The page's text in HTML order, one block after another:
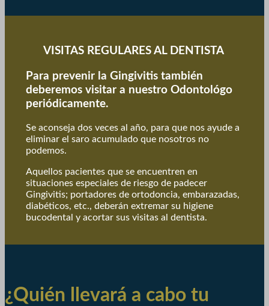
VISITAS REGULARES AL DENTISTA
Para prevenir la Gingivitis también
deberemos visitar a nuestro Odontológo
periódicamente.
Se aconseja dos veces al año, para que nos ayude a
eliminar el saro acumulado que nosotros no
podemos.
Aquellos pacientes que se encuentren en
situaciones especiales de riesgo de padecer
Gingivitis; portadores de ortodoncia, embarazadas,
diabéticos, etc., deberán extremar su higiene
bucodental y acortar sus visitas al dentista.
¿Quién llevará a cabo tu